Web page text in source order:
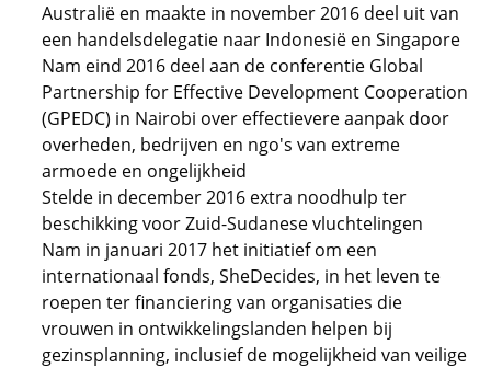
Australië en maakte in november 2016 deel uit van
een handelsdelegatie naar Indonesië en Singapore
Nam eind 2016 deel aan de conferentie Global
Partnership for Effective Development Cooperation
(GPEDC) in Nairobi over effectievere aanpak door
overheden, bedrijven en ngo's van extreme
armoede en ongelijkheid
Stelde in december 2016 extra noodhulp ter
beschikking voor Zuid-Sudanese vluchtelingen
Nam in januari 2017 het initiatief om een
internationaal fonds, SheDecides, in het leven te
roepen ter financiering van organisaties die
vrouwen in ontwikkelingslanden helpen bij
gezinsplanning, inclusief de mogelijkheid van veilige